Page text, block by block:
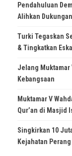
Pendahuluan
Alihkan Dukungan
Turki Tegaskan
& Tingkatkan
Jelang Muktamar
Kebangsaan
Muktamar V
Qur’an di Masjid
Singkirkan 10
Kejahatan